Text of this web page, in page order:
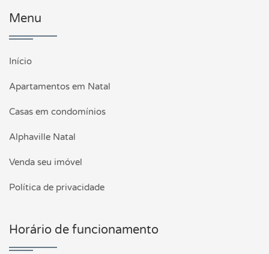
Menu
Início
Apartamentos em Natal
Casas em condomínios
Alphaville Natal
Venda seu imóvel
Política de privacidade
Horário de funcionamento